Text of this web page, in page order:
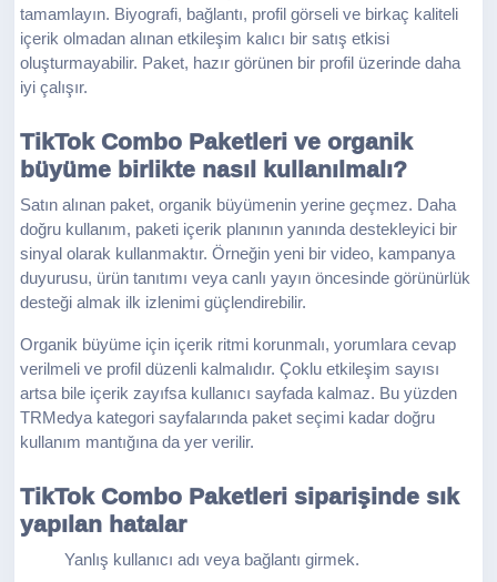
tamamlayın. Biyografi, bağlantı, profil görseli ve birkaç kaliteli
içerik olmadan alınan etkileşim kalıcı bir satış etkisi
oluşturmayabilir. Paket, hazır görünen bir profil üzerinde daha
iyi çalışır.
TikTok Combo Paketleri ve organik
büyüme birlikte nasıl kullanılmalı?
Satın alınan paket, organik büyümenin yerine geçmez. Daha
doğru kullanım, paketi içerik planının yanında destekleyici bir
sinyal olarak kullanmaktır. Örneğin yeni bir video, kampanya
duyurusu, ürün tanıtımı veya canlı yayın öncesinde görünürlük
desteği almak ilk izlenimi güçlendirebilir.
Organik büyüme için içerik ritmi korunmalı, yorumlara cevap
verilmeli ve profil düzenli kalmalıdır. Çoklu etkileşim sayısı
artsa bile içerik zayıfsa kullanıcı sayfada kalmaz. Bu yüzden
TRMedya kategori sayfalarında paket seçimi kadar doğru
kullanım mantığına da yer verilir.
TikTok Combo Paketleri siparişinde sık
yapılan hatalar
Yanlış kullanıcı adı veya bağlantı girmek.